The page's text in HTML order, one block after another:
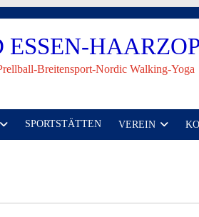
Breitensport-Nordic Walking-Yoga
SPORTSTÄTTEN VEREIN